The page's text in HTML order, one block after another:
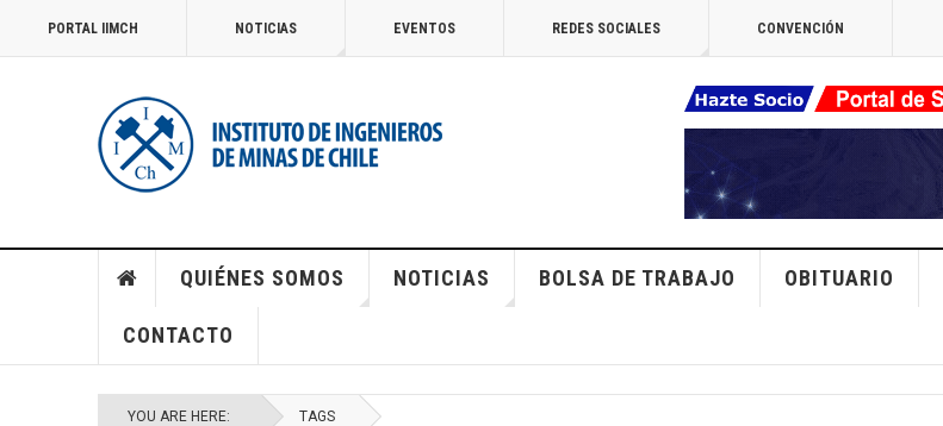
PORTAL IIMCH NOTICIAS EVENTOS REDES SOCIALES CONVENCIÓN
QUIÉNES SOMOS NOTICIAS BOLSA DE TRABAJO OBITUARIO
CONTACTO
YOU ARE HERE: TAGS